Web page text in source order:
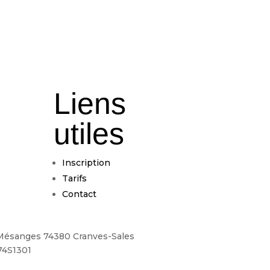
Liens
utiles
Inscription
Tarifs
Contact
74380 Cranves-Sales